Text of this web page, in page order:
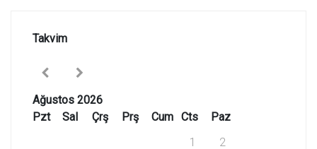
Takvim
Ağustos 2026
Pzt
Sal Çrş Prş Cum Cts
Paz
1
2